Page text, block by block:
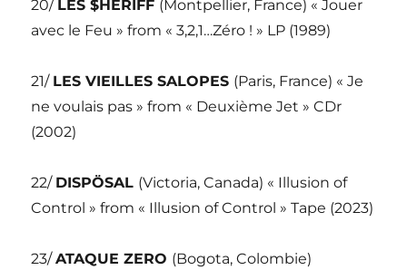
20/ LES $HERIFF (Montpellier, France) « Jouer
avec le Feu » from « 3,2,1…Zéro ! » LP (1989)
21/ LES VIEILLES SALOPES (Paris, France) « Je
ne voulais pas » from « Deuxième Jet » CDr
(2002)
22/ DISPÖSAL (Victoria, Canada) « Illusion of
Control » from « Illusion of Control » Tape (2023)
23/ATAQUE ZERO (Bogota, Colombie)